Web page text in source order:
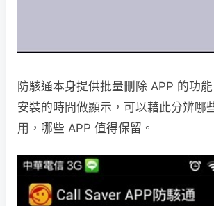
防駭通本身提供批量刪除 APP 的功
安裝的時間做顯示，可以藉此分辨哪
用，哪些 APP 值得保留。